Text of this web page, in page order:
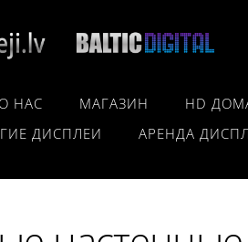
О НАС МАГАЗИН HD
ДИСПЛЕИ
АРЕНДА